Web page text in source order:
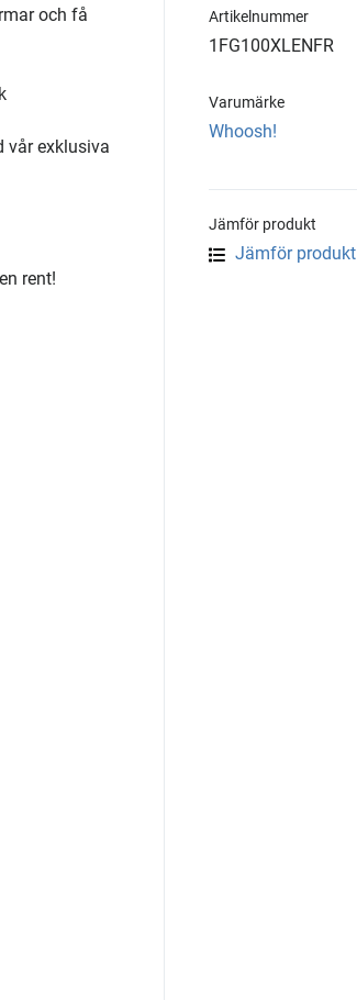
och få
vår exklusiva
rent!
Artikelnummer
1FG100XLENFR
Varumärke
Whoosh!
Jämför produkt
Jämför produkt